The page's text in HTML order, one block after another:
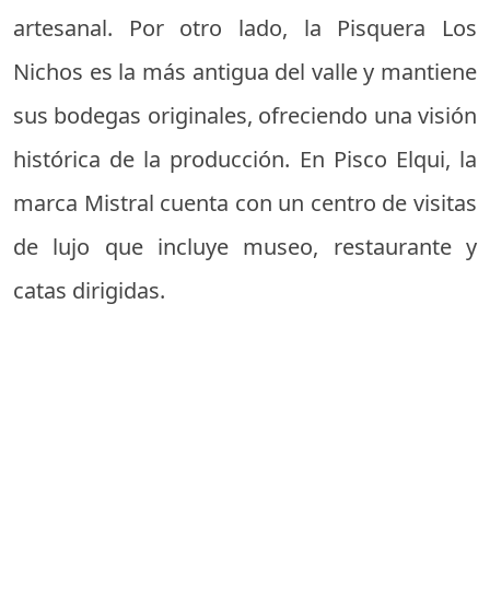
artesanal. Por otro lado, la Pisquera Los
Nichos es la más antigua del valle y mantiene
sus bodegas originales, ofreciendo una visión
histórica de la producción. En Pisco Elqui, la
marca Mistral cuenta con un centro de visitas
de lujo que incluye museo, restaurante y
catas dirigidas.